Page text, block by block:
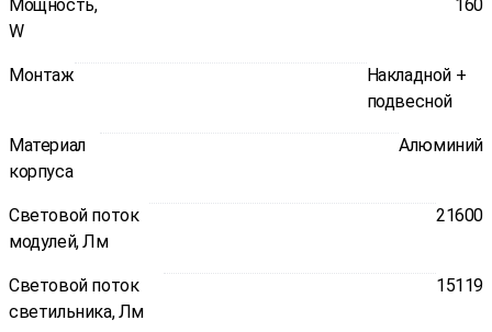
Мощность,
W
160
Монтаж
Накладной +
подвесной
Материал
корпуса
Алюминий
Световой поток
модулей, Лм
21600
Световой поток
светильника, Лм
15119